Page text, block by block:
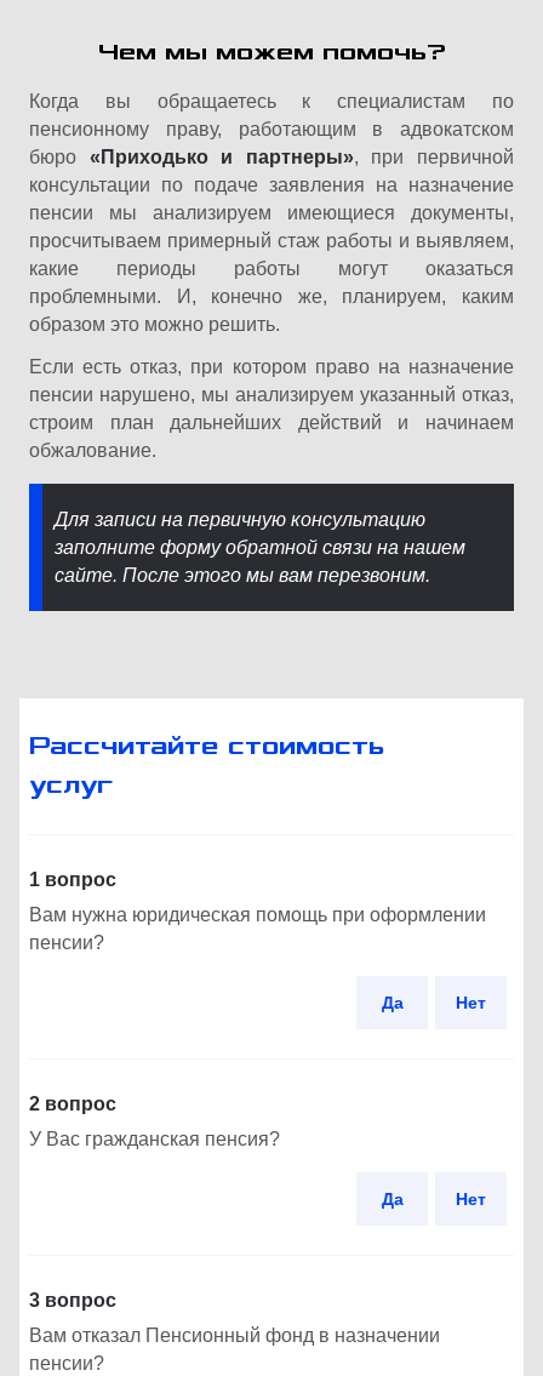
Чем мы можем помочь?
Когда вы обращаетесь к специалистам по
пенсионному праву, работающим в адвокатском
бюро «Приходько и партнеры», при первичной
консультации по подаче заявления на назначение
пенсии мы анализируем имеющиеся документы,
просчитываем примерный стаж работы и выявляем,
какие периоды работы могут оказаться
проблемными. И, конечно же, планируем, каким
образом это можно решить.
Если есть отказ, при котором право на назначение
пенсии нарушено, мы анализируем указанный отказ,
строим план дальнейших действий и начинаем
обжалование.
Для записи на первичную консультацию
заполните форму обратной связи на нашем
сайте. После этого мы вам перезвоним.
Рассчитайте стоимость
услуг
1 вопрос
Вам нужна юридическая помощь при оформлении
пенсии?
Да Нет
2 вопрос
У Вас гражданская пенсия?
Да Нет
3 вопрос
Вам отказал Пенсионный фонд в назначении
пенсии?